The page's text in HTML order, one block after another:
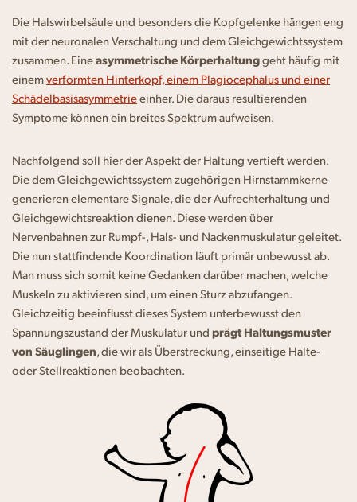
Die Halswirbelsäule und besonders die Kopfgelenke hängen eng
mit der neuronalen Verschaltung und dem Gleichgewichtssystem
zusammen. Eineasymmetrische Körperhaltunggeht häufig mit
einemverformten Hinterkopf, einem Plagiocephalus und einer
Schädelbasisasymmetrieeinher. Die daraus resultierenden
Symptome können ein breites Spektrum aufweisen.
Nachfolgend soll hier der Aspekt der Haltung vertieft werden.
Die dem Gleichgewichtssystem zugehörigen Hirnstammkerne
generieren elementare Signale, die der Aufrechterhaltung und
Gleichgewichtsreaktion dienen. Diese werden über
Nervenbahnen zur Rumpf-, Hals- und Nackenmuskulatur geleitet.
Die nun stattfindende Koordination läuft primär unbewusst ab.
Man muss sich somit keine Gedanken darüber machen, welche
Muskeln zu aktivieren sind, um einen Sturz abzufangen.
Gleichzeitig beeinflusst dieses System unterbewusst den
Spannungszustand der Muskulatur und prägt Haltungsmuster
von Säuglingen , die wir als Überstreckung, einseitige Halte-
oder Stellreaktionen beobachten.